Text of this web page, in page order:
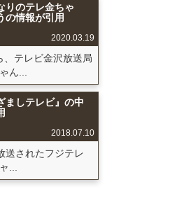
りのテレ金ちゃ
の情報が引用
2020.03.19
テレビ金沢放送局
ん...
ましテレビ』の中
2018.07.10
送されたフジテレ
...